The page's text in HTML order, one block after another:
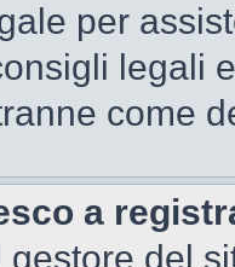
per
legali
come
a
del